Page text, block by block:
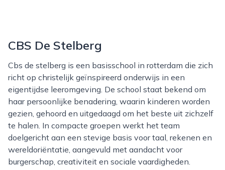
CBS De Stelberg
Cbs de stelberg is een basisschool in rotterdam die zich
richt op christelijk geïnspireerd onderwijs in een
eigentijdse leeromgeving. De school staat bekend om
haar persoonlijke benadering, waarin kinderen worden
gezien, gehoord en uitgedaagd om het beste uit zichzelf
te halen. In compacte groepen werkt het team
doelgericht aan een stevige basis voor taal, rekenen en
wereldoriëntatie, aangevuld met aandacht voor
burgerschap, creativiteit en sociale vaardigheden.